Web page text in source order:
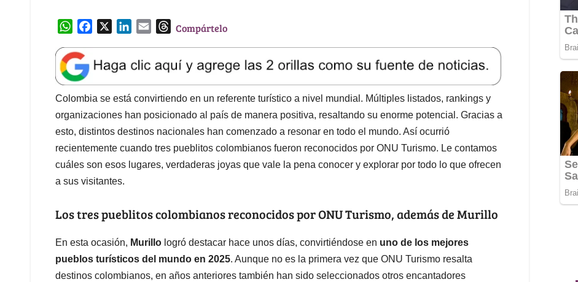
W
a
t
s
A
p
p
e
b
o
o
k
k
e
d
I
n
l
T
e
a
d
s
Compártelo
Colombia se está convirtiendo en un referente turístico a nivel mundial. Múltiples listados, rankings y
organizaciones han posicionado al país de manera positiva, resaltando su enorme potencial. Gracias a
esto, distintos destinos nacionales han comenzado a resonar en todo el mundo. Así ocurrió
recientemente cuando tres pueblitos colombianos fueron reconocidos por ONU Turismo. Le contamos
cuáles son esos lugares, verdaderas joyas que vale la pena conocer y explorar por todo lo que ofrecen
a sus visitantes.
Los tres pueblitos colombianos reconocidos por ONU Turismo, además de Murillo
En esta ocasión, Murillo logró destacar hace unos días, convirtiéndose en uno de los mejores
pueblos turísticos del mundo en 2025. Aunque no es la primera vez que ONU Turismo resalta
destinos colombianos, en años anteriores también han sido seleccionados otros encantadores